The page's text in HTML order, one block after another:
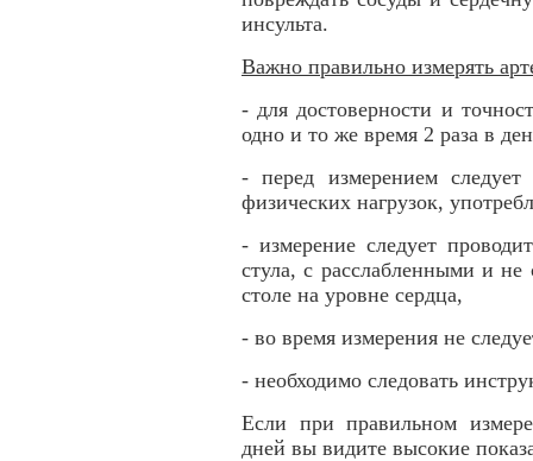
инсульта.
Важно правильно измерять
- для достоверности и
одно и то же время 2 раза в
- перед измерением
физических нагрузок,
- измерение следует
стула, с расслабленными и
столе на уровне сердца,
- во время измерения не
- необходимо следовать
Если при правильном
дней вы видите высокие